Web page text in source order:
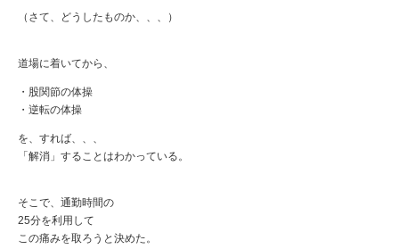
（さて、どうしたものか、、、）
道場に着いてから、
・股関節の体操
・逆転の体操
を、すれば、、、
「解消」することはわかっている。
そこで、通勤時間の
25分を利用して
この痛みを取ろうと決めた。